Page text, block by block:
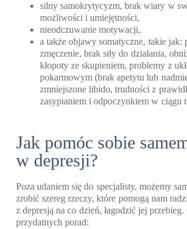
silny samokrytycyzm, brak wiary w
możliwości i umiejętności,
nieodczuwanie motywacji,
a także objawy somatyczne, takie jak:
zmęczenie, brak siły do działania,
kłopoty ze skupieniem, problemy z
pokarmowym (brak apetytu lub
zmniejszone libido, trudności z
zasypianiem i odpoczynkiem w ciągu
Jak pomóc sobie
w depresji?
Poza udaniem się do specjalisty, możemy
zrobić szereg rzeczy, które pomogą nam
z depresją na co dzień, łagodzić jej
przydatnych porad: